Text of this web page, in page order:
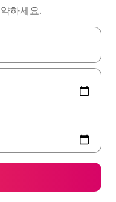
하세요.
용하거나 터치 또는 스와이